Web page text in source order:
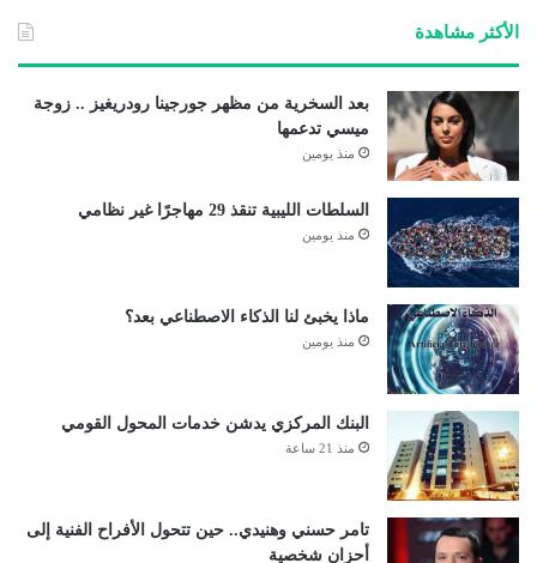
الأكثر مشاهدة
بعد السخرية من مظهر جورجينا رودريغيز .. زوجة
ميسي تدعمها
منذ يومين
السلطات الليبية تنقذ 29 مهاجرًا غير نظامي
منذ يومين
ماذا يخبئ لنا الذكاء الاصطناعي بعد؟
منذ يومين
البنك المركزي يدشن خدمات المحول القومي
منذ 21 ساعة
تامر حسني وهنيدي.. حين تتحول الأفراح الفنية إلى
أحزان شخصية